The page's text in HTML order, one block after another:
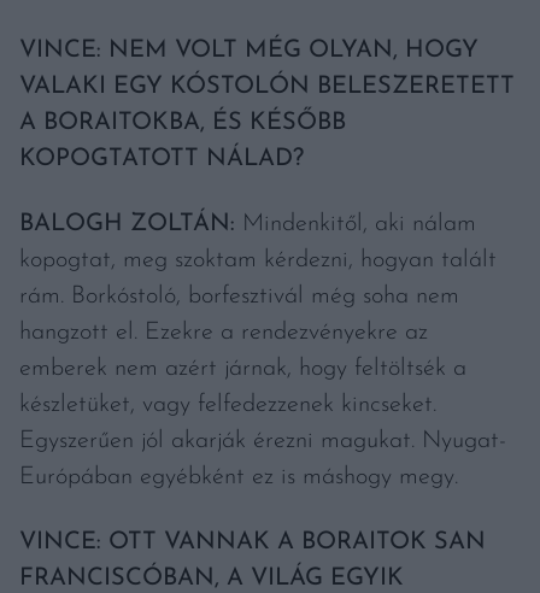
VINCE: NEM VOLT MÉG OLYAN, HOGY
VALAKI EGY KÓSTOLÓN BELESZERETETT
A BORAITOKBA, ÉS KÉSŐBB
KOPOGTATOTT NÁLAD?
BALOGH ZOLTÁN: Mindenkitől, aki nálam
kopogtat, meg szoktam kérdezni, hogyan talált
rám. Borkóstoló, borfesztivál még soha nem
hangzott el. Ezekre a rendezvényekre az
emberek nem azért járnak, hogy feltöltsék a
készletüket, vagy felfedezzenek kincseket.
Egyszerűen jól akarják érezni magukat. Nyugat-
Európában egyébként ez is máshogy megy.
VINCE: OTT VANNAK A BORAITOK SAN
FRANCISCÓBAN, A VILÁG EGYIK